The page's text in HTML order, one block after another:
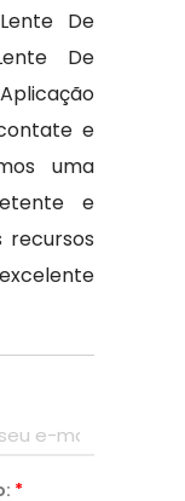
De
De
e
uma
e
recursos
*